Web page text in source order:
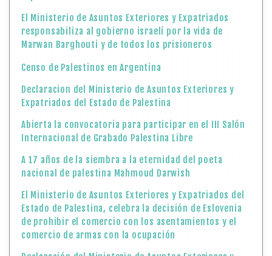
El Ministerio de Asuntos Exteriores y Expatriados
responsabiliza al gobierno israelí por la vida de
Marwan Barghouti y de todos los prisioneros
Censo de Palestinos en Argentina
Declaracion del Ministerio de Asuntos Exteriores y
Expatriados del Estado de Palestina
Abierta la convocatoria para participar en el III Salón
Internacional de Grabado Palestina Libre
A 17 años de la siembra a la eternidad del poeta
nacional de palestina Mahmoud Darwish
El Ministerio de Asuntos Exteriores y Expatriados del
Estado de Palestina, celebra la decisión de Eslovenia
de prohibir el comercio con los asentamientos y el
comercio de armas con la ocupación